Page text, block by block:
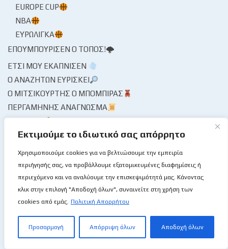
Εκτιμούμε το ιδιωτικό σας απόρρητο
Χρησιμοποιούμε cookies για να βελτιώσουμε την εμπειρία
περιήγησής σας, να προβάλλουμε εξατομικευμένες διαφημίσεις ή
περιεχόμενο και να αναλύουμε την επισκεψιμότητά μας. Κάνοντας
κλικ στην επιλογή "Αποδοχή όλων", συναινείτε στη χρήση των
cookies από εμάς. Πολιτική Απορρήτου
Προσαρμογή Απόρριψη όλων Αποδοχή όλων
EUROPE CUP
NBA
ΕΥΡΩΛΊΓΚΑ
ΕΠΟΥΜΠΟΎΡΙΣΕΝ Ο ΤΌΠΟΣ!🌩
ΈΤΣΙ ΜΟΥ ΕΚΆΠΝΙΣΕΝ
Ο ΑΝΑΖΗΤΏΝ ΕΥΡΊΣΚΕΙ
Ο ΜΙΤΣΙΚΟΥΡΤΉΣ Ο ΜΠΌΜΠΙΡΑΣ
ΠΕΡΓΑΜΗΝΉΣ ΑΝΆΓΝΩΣΜΑ
ΗΜΕΡΟΛΌΓΙΟ🗓
ΦΎΛΛΟ ΑΓΏΝΟΣ
ΠΟΛΙΤΙΣΤΙΚΆ🏙
ΜΟΥΣΕΊΟ / ΜΝΗΜΕΊΟ🏛
ΜΟΥΣΙΚΉ
ΠΡΌΣΩΠΑ / ΣΥΝΕΝΤΕΎΞΕΙΣ🎙